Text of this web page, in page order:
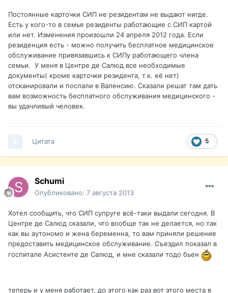
Постоянные карточки СИП не резидентам не выдают нигде.
Есть у кого-то в семье резиденты работающие с СИП картой
или нет. Изменения произошли 24 апреля 2012 года. Если
резиденция есть - можно получить бесплатное медицинское
обслуживание привязавшись к СИПу работающего члена
семьи. У меня в Центре де Салюд все необходимые
документы( кроме карточки резидента, т.к. её нет)
отсканировали и послали в Валенсию. Сказали решат там дать
вам возможность бесплатного обслуживания медицинского -
вы удачливый человек.
5
Цитата
Schumi
Опубликовано: 7 августа 2013
Хотел сообщить, что СИП супруге всё-таки выдали сегодня. В
Центре де Салюд сказали, что вообще так не делается, но так
как вы аутономо и жена беременна, то вам приняли решение
предоставить медицинское обслуживание. Съездил показал в
госпитале Асистенте де Салюд, и мне сказали тодо бьен
теперь и у меня работает, до этого как раз вот этого места в